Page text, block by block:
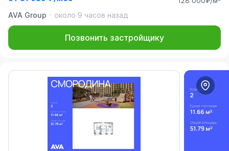
AVA Group
около 9 часов назад
Позвонить застройщику